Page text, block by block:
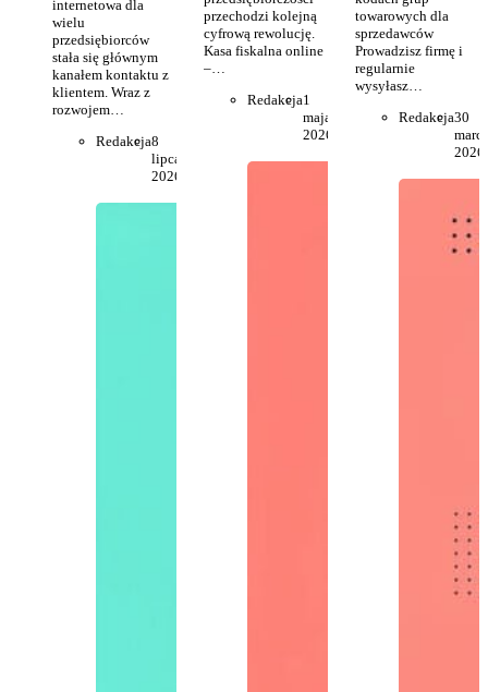
internetowa dla
wielu
przedsiębiorców
stała się głównym
kanałem kontaktu z
klientem. Wraz z
rozwojem…
Redakcja8
lipca
2026
przechodzi kolejną
cyfrową rewolucję.
Kasa fiskalna online
–…
Redakcja1
maja
2026
towarowych dla
sprzedawców
Prowadzisz firmę i
regularnie
wysyłasz…
Redakcja30
marca
2026